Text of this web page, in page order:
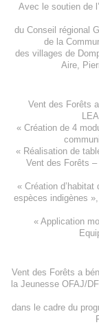
Avec le soutien de l’
du Conseil régional
de la
des villages de
Aire,
Vent des Forêts
« Création de 4
« Réalisation de
Vent des Forêts –
« Création
espèces indigènes
« Application
Vent des Forêts a
la Jeunesse OFAJ/
dans le cadre du